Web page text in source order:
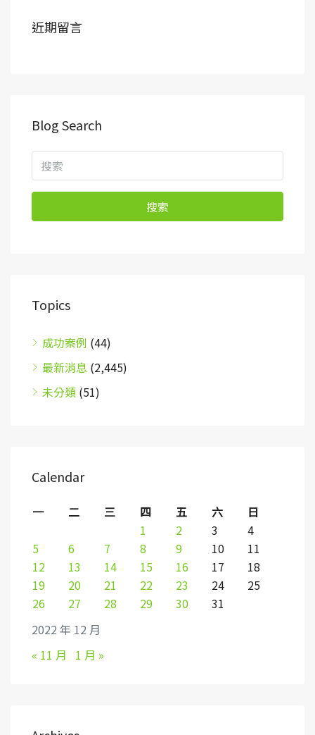
近期留言
Blog Search
搜索
Topics
成功案例 (44)
最新消息 (2,445)
未分類 (51)
Calendar
2022 年 12 月
一 二 三 四 五 六
日
1
2 3
4
5
6 7 8 9 10
11
12
13 14 15 16 17
18
19
20 21 22 23 24
25
26
27 28 29 30 31
« 11 月 1 月 »